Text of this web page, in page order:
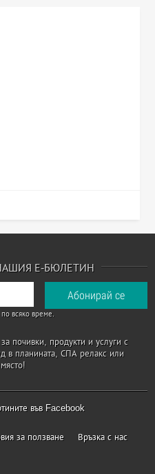
Е-БЮЛЕТИН
всяко време.
почивки, продукти и услуги с
в планината, СПА релакс или
във Facebook
за ползване Връзка с нас